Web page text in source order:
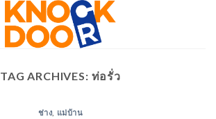
TAG ARCHIVES: ท่อรั่ว
ช่าง แม่บ้าน